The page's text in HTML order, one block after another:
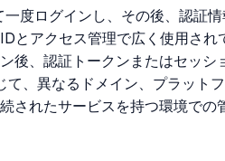
度ログインし、その後、認
とアクセス管理で広く使用さ
後、認証トークンまたはセッ
、異なるドメイン、プラッ
れたサービスを持つ環境での